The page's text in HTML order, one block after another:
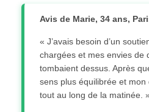
Avis de Marie, 34 ans,
« J’avais besoin d’un
chargées et mes envies de
tombaient dessus. Après
sens plus équilibrée et
tout au long de la matinée.